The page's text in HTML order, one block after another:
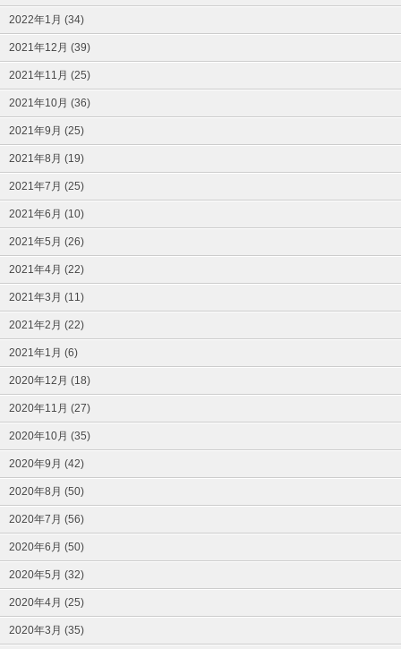
2022年1月 (34)
2021年12月 (39)
2021年11月 (25)
2021年10月 (36)
2021年9月 (25)
2021年8月 (19)
2021年7月 (25)
2021年6月 (10)
2021年5月 (26)
2021年4月 (22)
2021年3月 (11)
2021年2月 (22)
2021年1月 (6)
2020年12月 (18)
2020年11月 (27)
2020年10月 (35)
2020年9月 (42)
2020年8月 (50)
2020年7月 (56)
2020年6月 (50)
2020年5月 (32)
2020年4月 (25)
2020年3月 (35)